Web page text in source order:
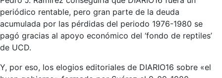
periódico rentable, pero gran parte de la deuda
acumulada por las pérdidas del periodo 1976-1980 se
pagó gracias al apoyo económico del ‘fondo de reptiles’
de UCD.
Y, por eso, los elogios editoriales de DIARIO16 sobre «el